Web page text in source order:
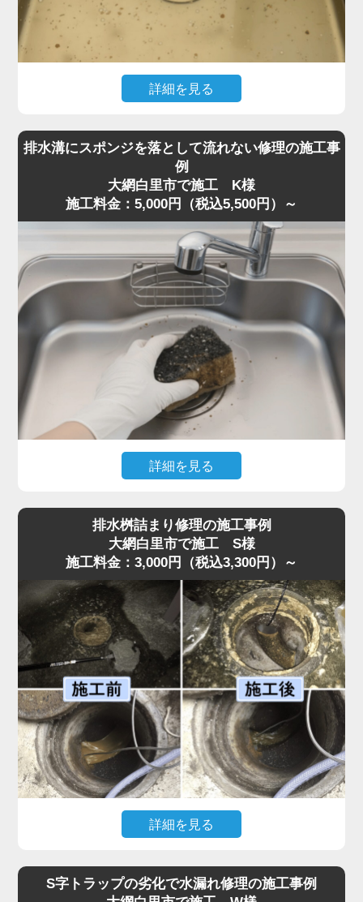
ディスポーザーの異音・悪臭・排水不良は故障の前兆で
す。このような症状があれば、お早めに水道の達人へご相
談ください。
詳細を見る
ボゴボ音が出る」とのご相談でした。
訪問し確認すると、S字トラップの内部に米粒・麺類の細
片が残り、油脂と混ざって固着していました。
S字トラップは構造上ゴミが溜まりやすく、一度固まると
空気の抜けが悪くなり、臭気が逆流することがあります。
トラップを分解し内部を洗浄、蛇腹ホースの油膜も除去し
て流路を確保しました。
作業は50分ほどで完了し、「最短即日で対応してくれた」
「明朗会計で助かった」とご満足いただきました。
悪臭・ゴボゴボ音は詰まりの代表的サインです。少しでも
異常を感じたら水道の達人へ早めにご相談ください。
排水溝にスポンジを落として流れない修理の施工事
例
大網白里市で施工 K様
施工料金：5,000円（税込5,500円）～
詳細を見る
水が流れなくなったとのご相談。
弊社のスタッフが最短即日で伺ったところ、スポンジがS
字トラップ奥まで入り込み、圧縮されて油脂汚れと一体化
して管を完全に塞いでいました。
異物落下は無理に取り出そうとするとさらに奥へ押し込ん
でしまうため、状況に応じて慎重な分解作業が必要です。
今回はトラップを外し、油脂と絡んだスポンジを取り除い
たうえで、内部洗浄を行い再発防止処置も実施。作業は45
分ほどで完了しました。
「明朗会計で安心して依頼できた」とのお声をいただいて
います。異物が落ちた場合は自分で触らず、早めに水道の
達人へご相談ください。
排水桝詰まり修理の施工事例
大網白里市で施工 S様
施工料金：3,000円（税込3,300円）～
詳細を見る
た」との依頼で水道の達人が急行。調査すると、排水桝の
S字トラップの劣化で水漏れ修理の施工事例